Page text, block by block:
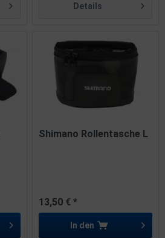
Details
Shimano Rollentasche L
13,50 € *
In den